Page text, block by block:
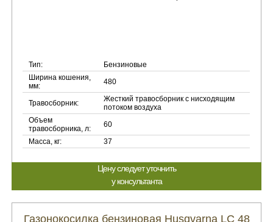
Тип:
Бензиновые
Ширина кошения,
мм:
480
Травосборник:
Жесткий травосборник с нисходящим
потоком воздуха
Объем
травосборника, л:
60
Масса, кг:
37
Цену следует уточнить
у консультанта
Газонокосилка бензиновая Husqvarna LC 48